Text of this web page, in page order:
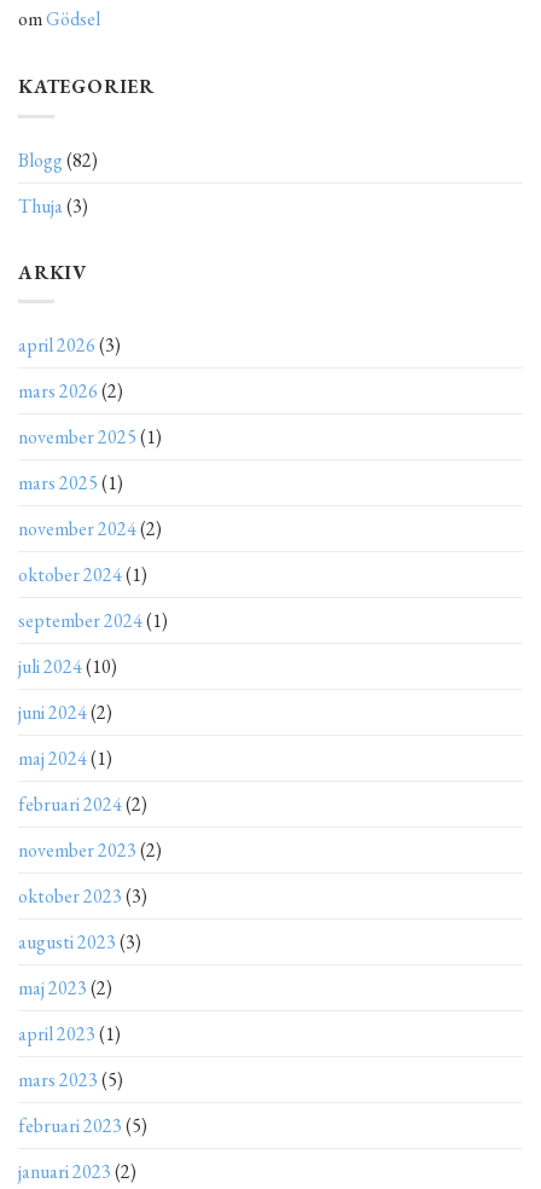
omGödsel
KATEGORIER
Blogg(82)
Thuja(3)
ARKIV
april 2026(3)
mars 2026(2)
november 2025(1)
mars 2025(1)
november 2024(2)
oktober 2024(1)
september 2024(1)
juli 2024(10)
juni 2024(2)
maj 2024(1)
februari 2024(2)
november 2023(2)
oktober 2023(3)
augusti 2023(3)
maj 2023(2)
april 2023(1)
mars 2023(5)
februari 2023(5)
januari 2023(2)